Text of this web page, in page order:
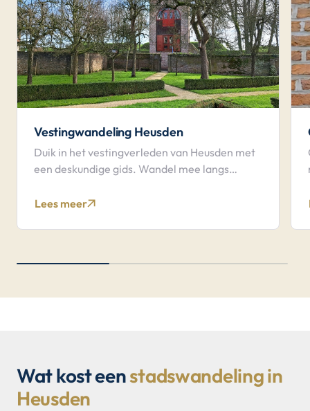
Vestingwandeling Heusden
Duik in het vestingverleden van Heusden met
een deskundige gids. Wandel mee langs
Lees meer
Wat kost eenstadswandeling in
Heusden